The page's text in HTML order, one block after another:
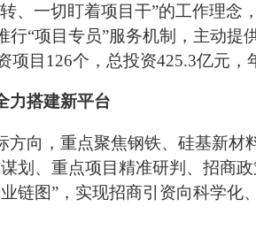
、一切盯着项目干”的工作理
行“项目专员”服务机制，主动提
项目126个，总投资425.3亿元，
力搭建新平台
方向，重点聚焦钢铁、硅基新
划、重点项目精准研判、招商
链图”，实现招商引资向科学